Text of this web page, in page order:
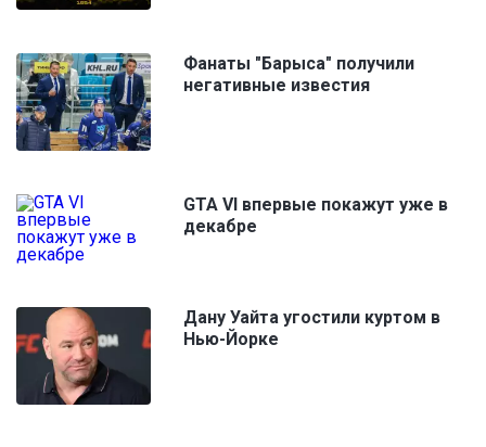
Фанаты "Барыса" получили
негативные известия
GTA VI впервые покажут уже в
декабре
Дану Уайта угостили куртом в
Нью-Йорке